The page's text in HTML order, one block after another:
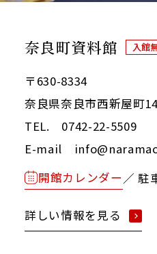
奈良町資料館 入館
〒630-8334
奈良県奈良市西新屋町
TEL. 0742-22-5509
E-mail
開館カレンダー／ 駐
詳しい情報を見る